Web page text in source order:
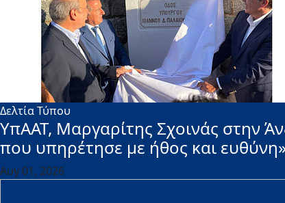
Δελτία Τύπου
ΥπΑΑΤ, Μαργαρίτης Σχοινάς στην
που υπηρέτησε με ήθος και
Αυγ 01, 2026